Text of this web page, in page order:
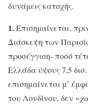
δυνάμεις κατοχής.
1.Επισημαίνεται,
Διάσκεψη των
προσέγγιση- ποσό
Ελλάδα ύψους 7,5
επισημαίνεται μ’
του Λονδίνου, δεν «